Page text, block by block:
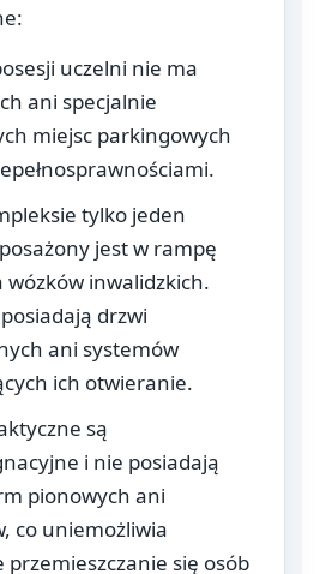
uczelni nie ma
ani specjalnie
miejsc parkingowych
tylko jeden
jest w rampę
wózków inwalidzkich.
drzwi
ani systemów
ich otwieranie.
są
i nie posiadają
pionowych ani
co uniemożliwia
przemieszczanie się osób